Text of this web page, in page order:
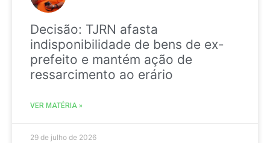
Decisão: TJRN afasta
indisponibilidade de bens de ex-
prefeito e mantém ação de
ressarcimento ao erário
VER MATÉRIA »
29 de julho de 2026